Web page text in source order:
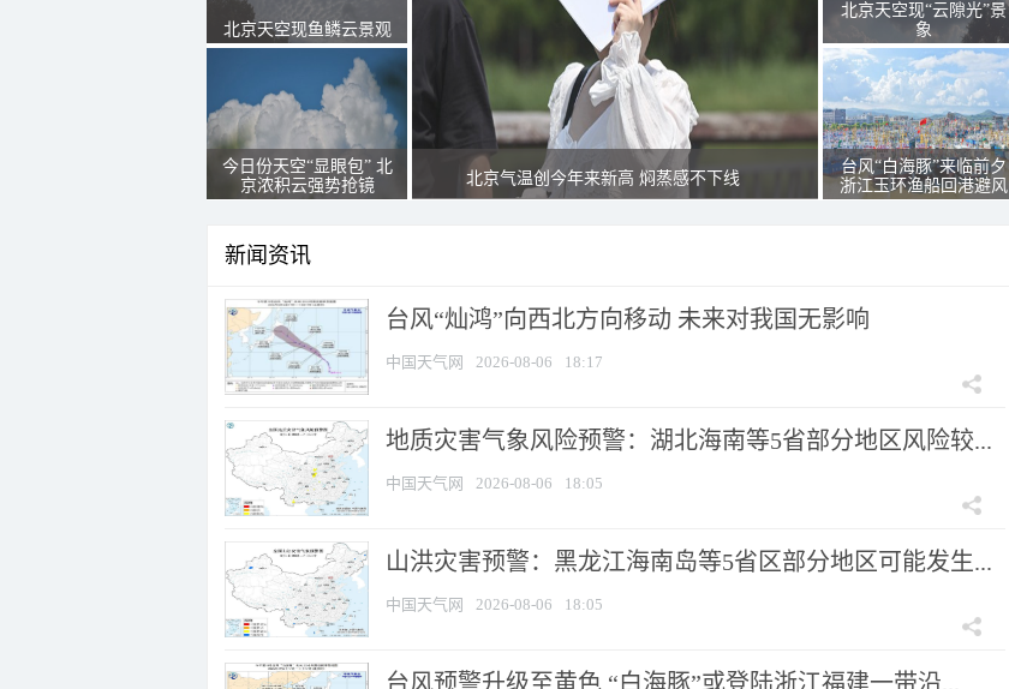
北京天空现鱼鳞云景观
今日份天空“显眼包” 北
京浓积云强势抢镜
北京气温创今年来新高 焖蒸感不下线
北京天空现“云隙光”景
象
台风“白海豚”来临前夕
浙江玉环渔船回港避风
新闻资讯
台风“灿鸿”向西北方向移动 未来对我国无影响
中国天气网 2026-08-06 18:17
地质灾害气象风险预警：湖北海南等5省部分地区风险较...
中国天气网 2026-08-06 18:05
山洪灾害预警：黑龙江海南岛等5省区部分地区可能发生...
中国天气网 2026-08-06 18:05
台风预警升级至黄色 “白海豚”或登陆浙江福建一带沿...